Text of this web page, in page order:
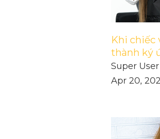
Khi chiếc
thành ký
Super User
Apr 20,